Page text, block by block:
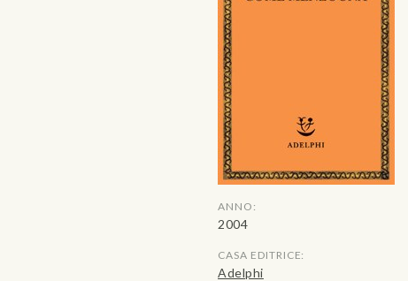
ANNO:
2004
CASA EDITRICE:
Adelphi